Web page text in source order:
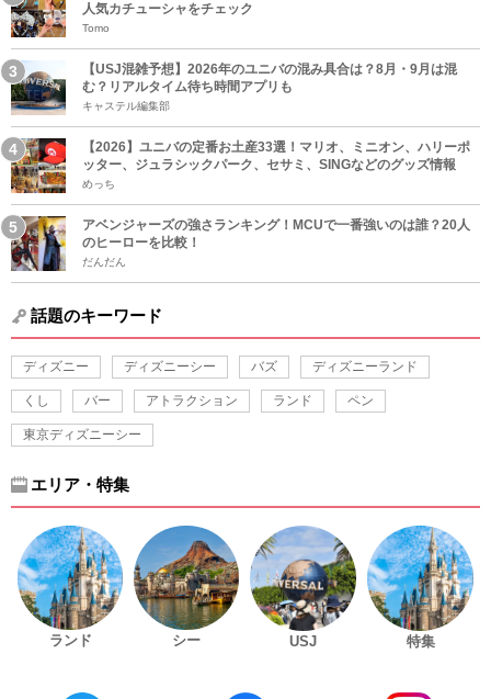
人気カチューシャをチェック
Tomo
【USJ混雑予想】2026年のユニバの混み具合は？8月・9月は混
む？リアルタイム待ち時間アプリも
キャステル編集部
【2026】ユニバの定番お土産33選！マリオ、ミニオン、ハリーポ
ッター、ジュラシックパーク、セサミ、SINGなどのグッズ情報
めっち
アベンジャーズの強さランキング！MCUで一番強いのは誰？20人
のヒーローを比較！
だんだん
話題のキーワード
ディズニー ディズニーシー バズ ディズニーランド
くし バー アトラクション ランド ペン
東京ディズニーシー
エリア・特集
ランド シー USJ 特集